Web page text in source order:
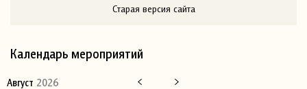
Старая версия сайта
Календарь мероприятий
Август 2026